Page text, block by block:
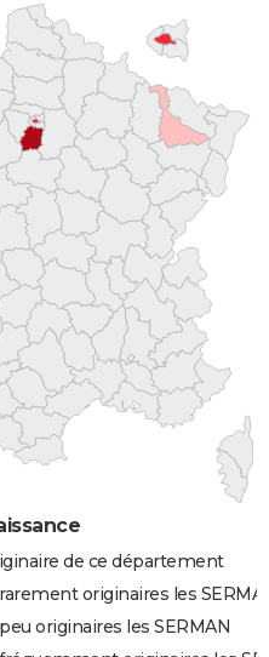
de ce département
originaires les
originaires les SERMAN